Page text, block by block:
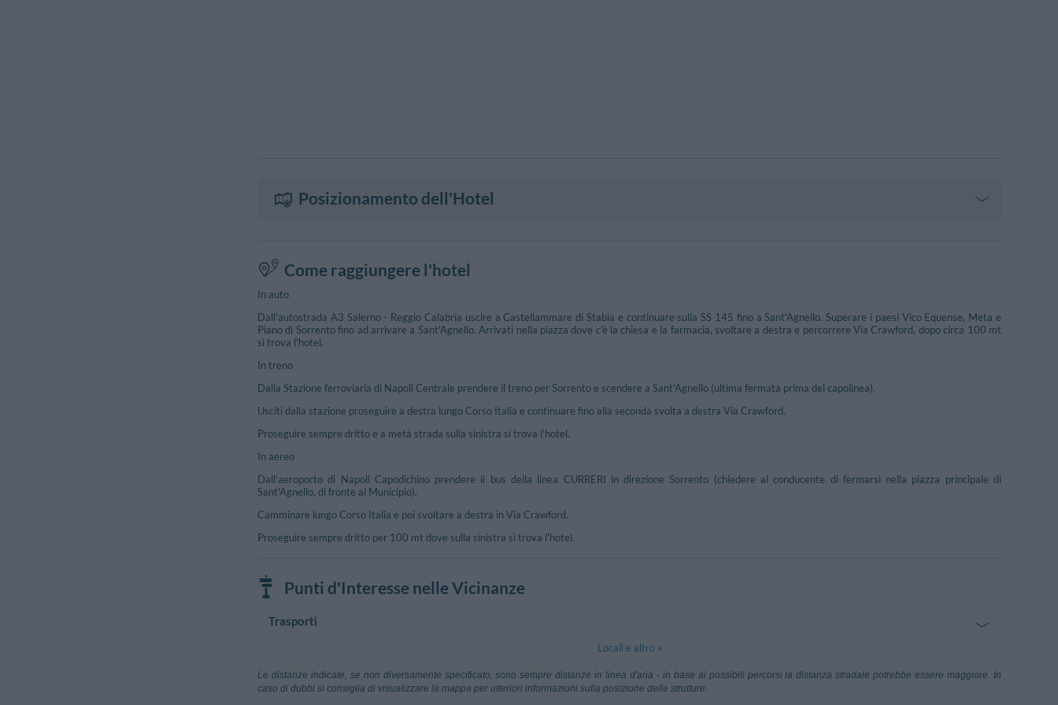
Posizionamento dell'Hotel
Come raggiungere l'hotel
In auto
Dall'autostrada A3 Salerno - Reggio Calabria uscire a Castellammare di Stabia e continuare sulla SS 145 fino a Sant'Agnello. Superare i paesi Vico Equense, Meta e
Piano di Sorrento fino ad arrivare a Sant'Agnello. Arrivati nella piazza dove c'è la chiesa e la farmacia, svoltare a destra e percorrere Via Crawford, dopo circa 100 mt
si trova l'hotel.
In treno
Dalla Stazione ferroviaria di Napoli Centrale prendere il treno per Sorrento e scendere a Sant'Agnello (ultima fermata prima del capolinea).
Usciti dalla stazione proseguire a destra lungo Corso Italia e continuare fino alla seconda svolta a destra Via Crawford.
Proseguire sempre dritto e a metà strada sulla sinistra si trova l'hotel.
In aereo
Dall'aeroporto di Napoli Capodichino prendere il bus della linea CURRERI in direzione Sorrento (chiedere al conducente di fermarsi nella piazza principale di
Sant'Agnello, di fronte al Municipio).
Camminare lungo Corso Italia e poi svoltare a destra in Via Crawford.
Proseguire sempre dritto per 100 mt dove sulla sinistra si trova l'hotel.
Punti d'Interesse nelle Vicinanze
Trasporti
Aeroporto Capodichino 28.59 km
Napoli
Aerop. Capodichino-Viale Maddalena 28.68 km
Napoli
Locali e altro »
Le distanze indicate, se non diversamente specificato, sono sempre distanze in linea d'aria - in base ai possibili percorsi la distanza stradale potrebbe essere maggiore. In
caso di dubbi si consiglia di visualizzare la mappa per ulteriori informazioni sulla posizione delle strutture.